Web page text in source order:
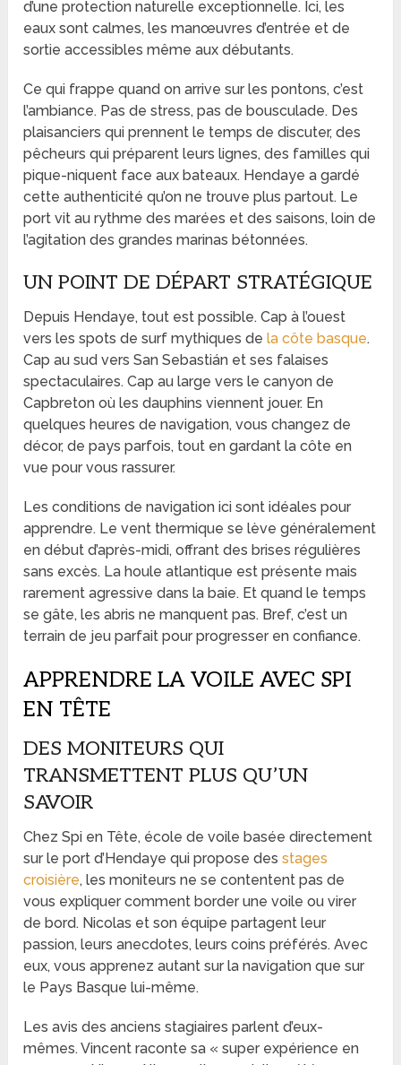
d’une protection naturelle exceptionnelle. Ici, les
eaux sont calmes, les manœuvres d’entrée et de
sortie accessibles même aux débutants.
Ce qui frappe quand on arrive sur les pontons, c’est
l’ambiance. Pas de stress, pas de bousculade. Des
plaisanciers qui prennent le temps de discuter, des
pêcheurs qui préparent leurs lignes, des familles qui
pique-niquent face aux bateaux. Hendaye a gardé
cette authenticité qu’on ne trouve plus partout. Le
port vit au rythme des marées et des saisons, loin de
l’agitation des grandes marinas bétonnées.
UN POINT DE DÉPART STRATÉGIQUE
Depuis Hendaye, tout est possible. Cap à l’ouest
vers les spots de surf mythiques dela côte basque.
Cap au sud vers San Sebastián et ses falaises
spectaculaires. Cap au large vers le canyon de
Capbreton où les dauphins viennent jouer. En
quelques heures de navigation, vous changez de
décor, de pays parfois, tout en gardant la côte en
vue pour vous rassurer.
Les conditions de navigation ici sont idéales pour
apprendre. Le vent thermique se lève généralement
en début d’après-midi, offrant des brises régulières
sans excès. La houle atlantique est présente mais
rarement agressive dans la baie. Et quand le temps
se gâte, les abris ne manquent pas. Bref, c’est un
terrain de jeu parfait pour progresser en confiance.
APPRENDRE LA VOILE AVEC SPI
EN TÊTE
DES MONITEURS QUI
TRANSMETTENT PLUS QU’UN
SAVOIR
Chez Spi en Tête, école de voile basée directement
sur le port d’Hendaye qui propose desstages
croisière, les moniteurs ne se contentent pas de
vous expliquer comment border une voile ou virer
de bord. Nicolas et son équipe partagent leur
passion, leurs anecdotes, leurs coins préférés. Avec
eux, vous apprenez autant sur la navigation que sur
le Pays Basque lui-même.
Les avis des anciens stagiaires parlent d’eux-
mêmes. Vincent raconte sa « super expérience en